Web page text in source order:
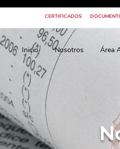
CERTIFICADOS
Inicio Nosotros Área